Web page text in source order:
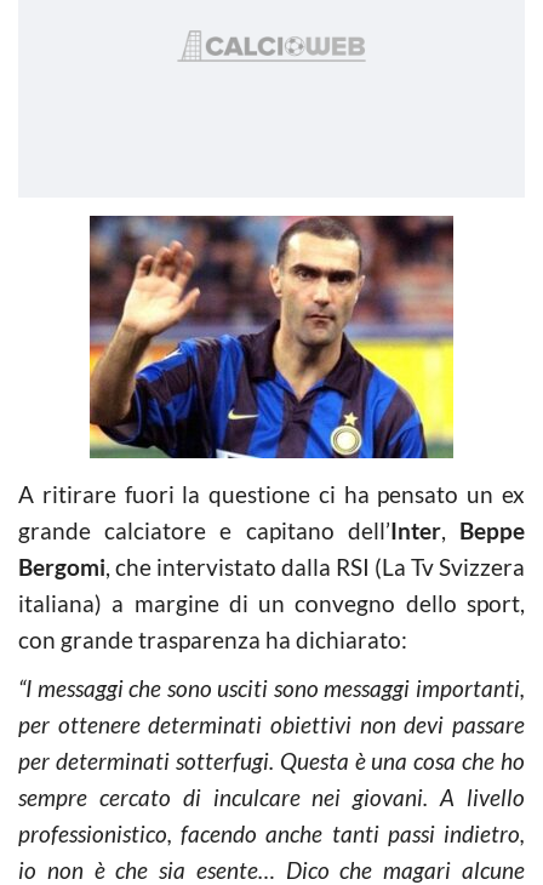
A ritirare fuori la questione ci ha pensato un ex
grande calciatore e capitano dell’Inter, Beppe
Bergomi, che intervistato dalla RSI (La Tv Svizzera
italiana) a margine di un convegno dello sport,
con grande trasparenza ha dichiarato:
“I messaggi che sono usciti sono messaggi importanti,
per ottenere determinati obiettivi non devi passare
per determinati sotterfugi. Questa è una cosa che ho
sempre cercato di inculcare nei giovani. A livello
professionistico, facendo anche tanti passi indietro,
io non è che sia esente… Dico che magari alcune